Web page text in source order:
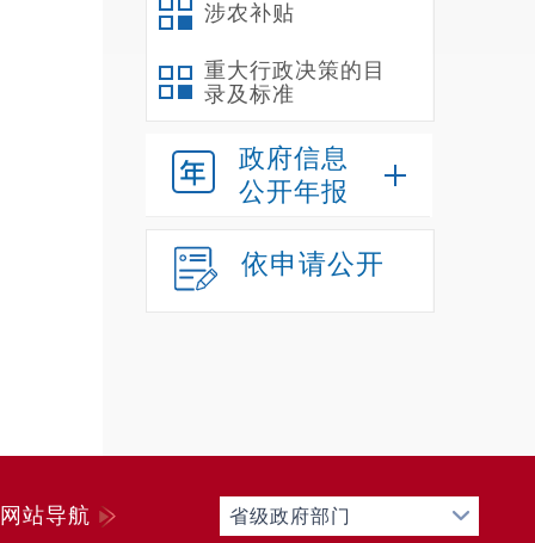
涉农补贴
重大行政决策的目
录及标准
政府信息
公开年报
依申请公开
网站导航 省级政府部门